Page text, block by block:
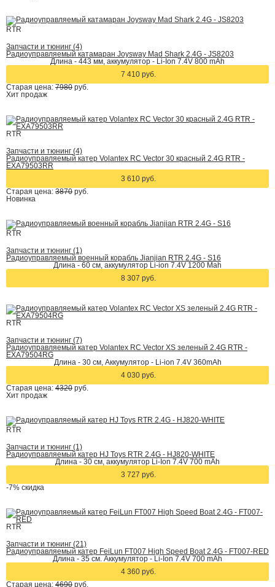
RTR
Запчасти и тюнинг (4)
Радиоуправляемый катамаран Joysway Mad Shark 2.4G - JS8203
Длина - 443 мм, аккумулятор - Li-Ion 7.4V 800 mAh
7 410 руб.
Старая цена: 7980 руб.
Хит продаж
RTR
Запчасти и тюнинг (4)
Радиоуправляемый катер Volantex RC Vector 30 красный 2.4G RTR -
EXA79503RR
3 610 руб.
Старая цена: 3870 руб.
Новинка
RTR
Запчасти и тюнинг (1)
Радиоуправляемый военный корабль Jianjian RTR 2.4G - S16
Длина - 60 см, аккумулятор Li-ion 7.4V 1200 Mah
8 307 руб.
RTR
Запчасти и тюнинг (7)
Радиоуправляемый катер Volantex RC Vector XS зеленый 2.4G RTR -
EXA79504RG
Длина - 30 см, Аккумулятор - Li-ion 7.4V 360mAh
4 030 руб.
Старая цена: 4320 руб.
Хит продаж
RTR
Запчасти и тюнинг (1)
Радиоуправляемый катер HJ Toys RTR 2.4G - HJ820-WHITE
Длина - 30 см, аккумулятор Li-Ion 7.4V 700 mAh
3 727 руб.
-7% скидка
RTR
Запчасти и тюнинг (21)
Радиоуправляемый катер FeiLun FT007 High Speed Boat 2.4G - FT007-RED
Длина - 35 см. Аккумулятор - Li-Ion 7.4V 700 mAh
4 360 руб.
Старая цена: 4690 руб.